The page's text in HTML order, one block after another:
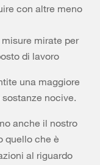
con altre meno
mirate per
di lavoro
una maggiore
nocive.
anche il nostro
quello che è
al riguardo